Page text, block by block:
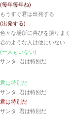
(毎年毎年ね)
もうすぐ君は出発する
(出発する)
色々な場所に喜びを振りまく
君のような人は他にいない
(一人もいない)
サンタ, 君は特別だ
君は特別だ
サンタ, 君は特別だ
君は特別だ
サンタ, 君は特別だ